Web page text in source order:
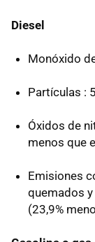
Diesel
Monóxido
Partículas :
Óxidos de
menos que
Emisiones
quemados
(23,9%